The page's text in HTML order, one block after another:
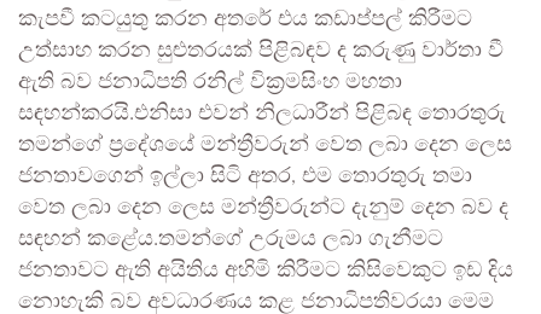
කැපවී කටයුතු කරන අතරේ එය කඩාප්පල් කිරීමට
උත්සාහ කරන සුළුතරයක් පිළිබඳව ද කරුණු වාර්තා වී
ඇති බව ජනාධිපති රනිල් වික්‍රමසිංහ මහතා
සඳහන්කරයි.එනිසා එවන් නිලධාරීන් පිළිබඳ තොරතුරු
තමන්ගේ ප්‍රදේශයේ මන්ත්‍රීවරුන් වෙත ලබා දෙන ලෙස
ජනතාවගෙන් ඉල්ලා සිටි අතර, එම තොරතුරු තමා
වෙත ලබා දෙන ලෙස මන්ත්‍රීවරුන්ට දැනුම් දෙන බව ද
සඳහන් කළේය.තමන්ගේ උරුමය ලබා ගැනීමට
ජනතාවට ඇති අයිතිය අහිමි කිරීමට කිසිවෙකුට ඉඩ දිය
නොහැකි බව අවධාරණය කළ ජනාධිපතිවරයා මෙම